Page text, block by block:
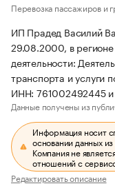
Перевозка пассажиров и
ИП Прадед Василий
29.08.2000, в
деятельности:
транспорта и услуги
ИНН: 761002492445
Данные получены из
Информация носит
основании данных
Компания не
отношений с
Редактировать описание